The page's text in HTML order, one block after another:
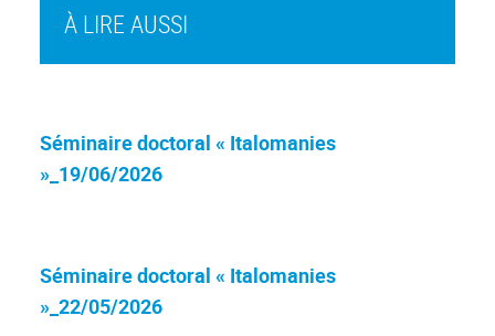
À LIRE AUSSI
Séminaire doctoral « Italomanies
»_19/06/2026
Séminaire doctoral « Italomanies
»_22/05/2026